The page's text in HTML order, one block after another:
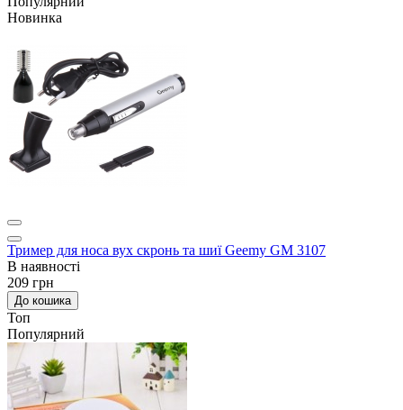
Новинка
Тример для носа вух скронь та шиї Geemy GM 3107
В наявності
209 грн
До кошика
Топ
Популярний